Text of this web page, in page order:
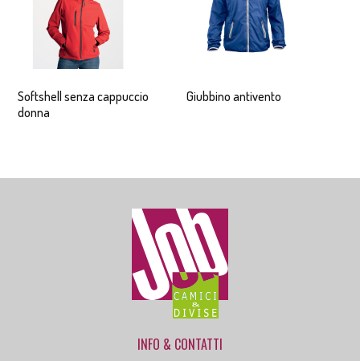
Softshell senza cappuccio
donna
Giubbino antivento
INFO & CONTATTI